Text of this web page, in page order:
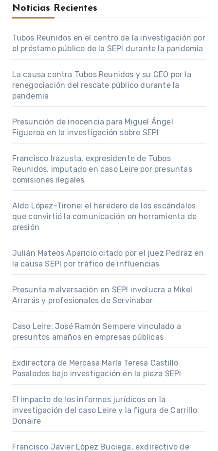
Noticias Recientes
Tubos Reunidos en el centro de la investigación por
el préstamo público de la SEPI durante la pandemia
La causa contra Tubos Reunidos y su CEO por la
renegociación del rescate público durante la
pandemia
Presunción de inocencia para Miguel Ángel
Figueroa en la investigación sobre SEPI
Francisco Irazusta, expresidente de Tubos
Reunidos, imputado en caso Leire por presuntas
comisiones ilegales
Aldo López-Tirone: el heredero de los escándalos
que convirtió la comunicación en herramienta de
presión
Julián Mateos Aparicio citado por el juez Pedraz en
la causa SEPI por tráfico de influencias
Presunta malversación en SEPI involucra a Mikel
Arrarás y profesionales de Servinabar
Caso Leire: José Ramón Sempere vinculado a
presuntos amaños en empresas públicas
Exdirectora de Mercasa María Teresa Castillo
Pasalodos bajo investigación en la pieza SEPI
El impacto de los informes jurídicos en la
investigación del caso Leire y la figura de Carrillo
Donaire
Francisco Javier López Buciega, exdirectivo de